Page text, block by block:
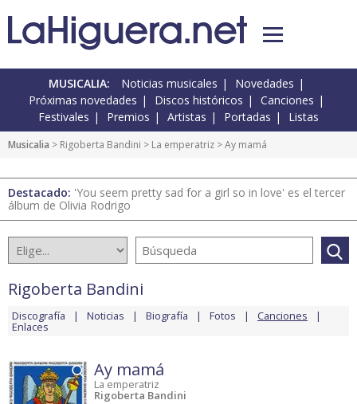
MUSICALIA: Noticias musicales
Novedades
Próximas novedades
Discos históricos
Canciones
Festivales
Premios Artistas Portadas Listas
Musicalia > Rigoberta Bandini > La emperatriz > Ay mamá
Destacado: 'You seem pretty sad for a girl so in love' es el tercer
álbum de Olivia Rodrigo
Rigoberta Bandini
Discografía Noticias Biografía Fotos Canciones
Enlaces
Ay mamá
La emperatriz
Rigoberta Bandini